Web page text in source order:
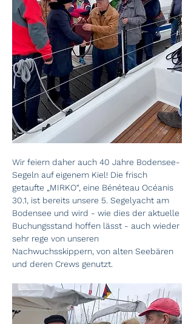
Wir feiern daher auch 40 Jahre Bodensee-
Segeln auf eigenem Kiel! Die frisch
getaufte „MIRKO“, eine Bénéteau Océanis
30.1, ist bereits unsere 5. Segelyacht am
Bodensee und wird - wie dies der aktuelle
Buchungsstand hoffen lässt - auch wieder
sehr rege von unseren
Nachwuchsskippern, von alten Seebären
und deren Crews genutzt.